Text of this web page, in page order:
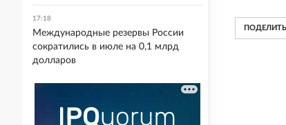
17:18
Международные резервы России
сократились в июле на 0,1 млрд
долларов